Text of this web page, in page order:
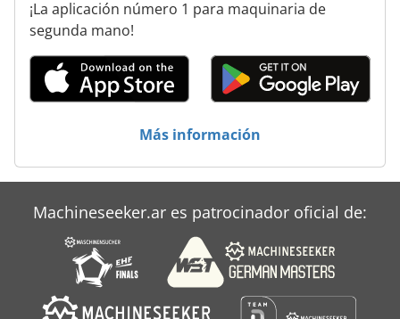
Unimog 437 50
Unimog U 1200
Unimog U 140
¡La aplicación número 1 para maquinaria de
segunda mano!
Más información
Machineseeker.ar es patrocinador oficial de: